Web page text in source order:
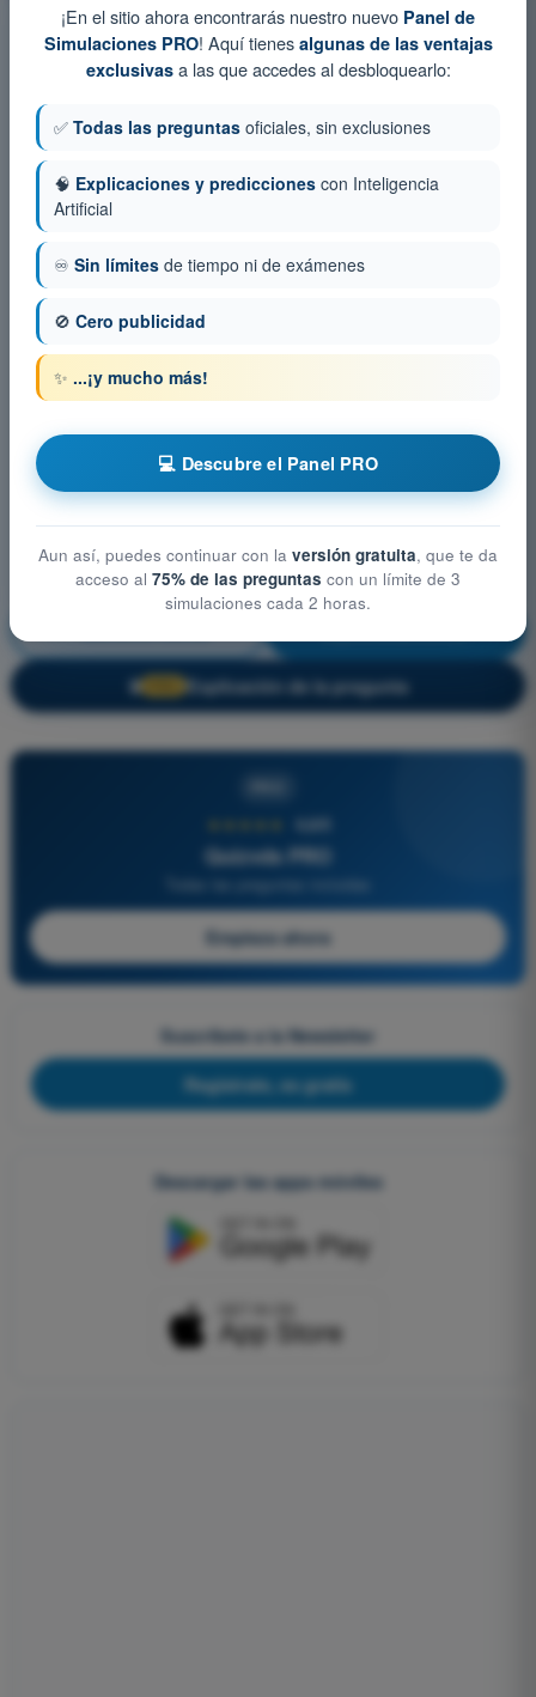
🔒 Explicación de la pregunta
4,6/5
Quizvds PRO
Empieza ahora
Suscríbete a la Newsletter
Regístrate, es gratis
Descargar las apps móviles
¡En el sitio ahora encontrarás nuestro nuevo Panel de
Simulaciones PRO! Aquí tienes algunas de las ventajas
exclusivasa las que accedes al desbloquearlo:
✅ Todas las preguntas oficiales, sin exclusiones
🧠 Explicaciones y predicciones con Inteligencia
Artificial
♾️ Sin límites de tiempo ni de exámenes
🚫 Cero publicidad
✨ ...¡y mucho más!
💻 Descubre el Panel PRO
Aun así, puedes continuar con la versión gratuita, que te da
acceso al 75% de las preguntas con un límite de 3
simulaciones cada 2 horas.